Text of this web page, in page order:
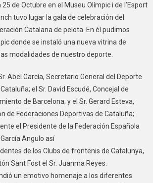
100 Anys
25 de Octubre en el Museu Olímpic i de l’Esport
tuvo lugar la gala de celebración del
Catalana de pelota. En él pudimos
donde se instaló una nueva vitrina de
modalidades de nuestro deporte.
Abel García, Secretario General del Deporte
el Sr. David Escudé, Concejal de
de Barcelona; y el Sr. Gerard Esteva,
de Federaciones Deportivas de Cataluña;
el Presidente de la Federación Española
Angulo así
de los Clubs de frontenis de Catalunya,
Sant Fost el Sr. Juanma Reyes.
un emotivo homenaje a los diferentes